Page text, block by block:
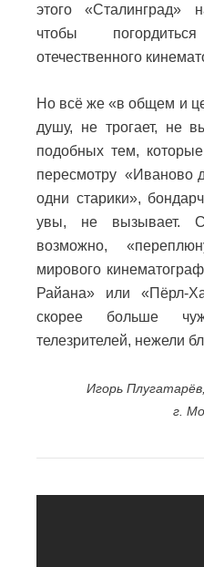
этого «Сталинград»
чтобы
отечественного
Но всё же «в общем и
душу, не трогает, не
подобных тем,
пересмотру «Иваново
одни старики»,
увы, не вызывает.
возможно,
мирового
Райана» или «Пёрл-
скорее больше
телезрителей, нежели
Игорь
г.